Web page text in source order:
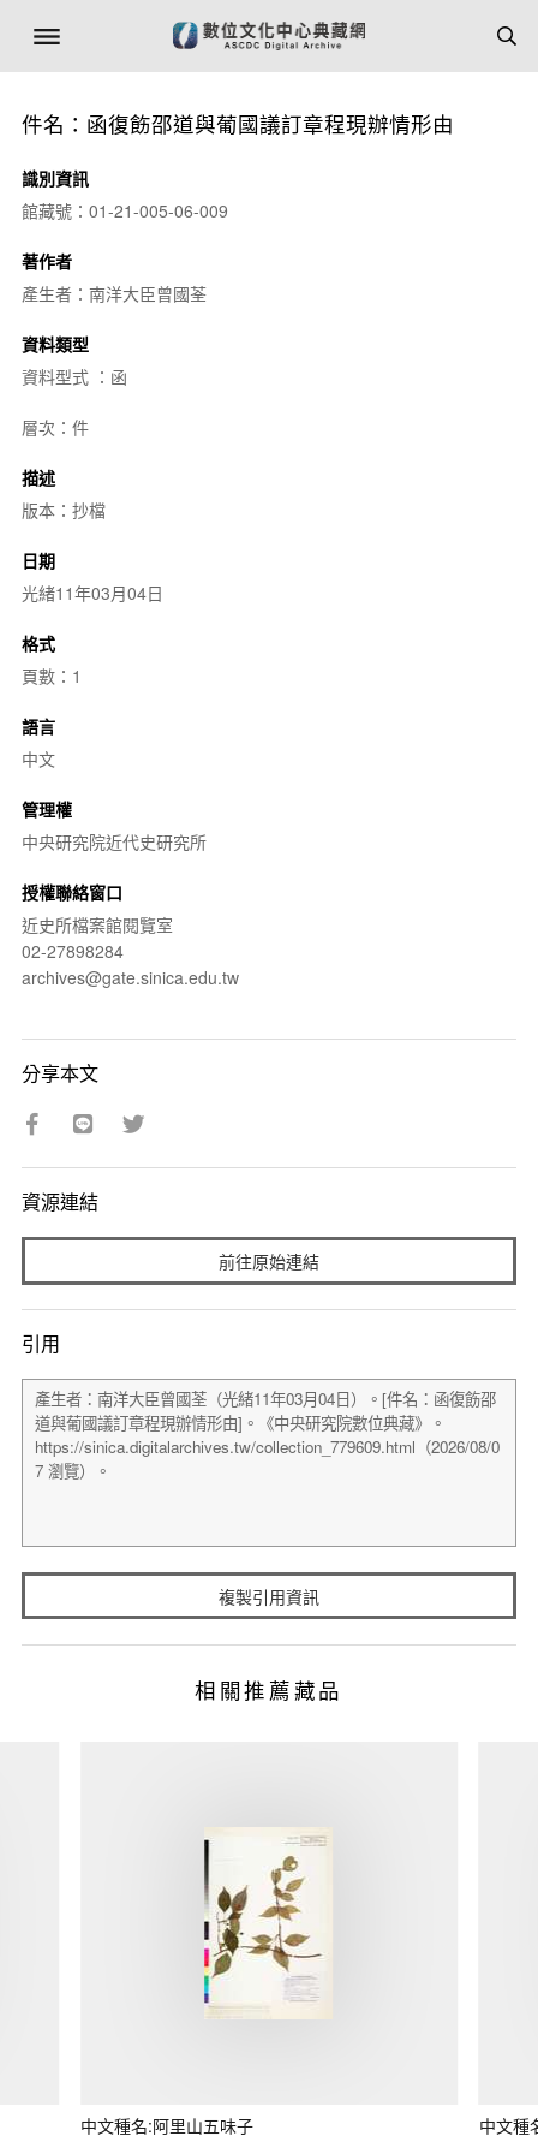
件名：函復飭邵道與葡國議訂章程現辦情形由
識別資訊
館藏號：01-21-005-06-009
著作者
產生者：南洋大臣曾國荃
資料類型
資料型式 ：函
層次：件
描述
版本：抄檔
日期
光緒11年03月04日
格式
頁數：1
語言
中文
管理權
中央研究院近代史研究所
授權聯絡窗口
近史所檔案館閱覽室
02-27898284
archives@gate.sinica.edu.tw
分享本文
資源連結
前往原始連結
引用
複製引用資訊
相關推薦藏品
中文種名:阿里山五味子 中文種